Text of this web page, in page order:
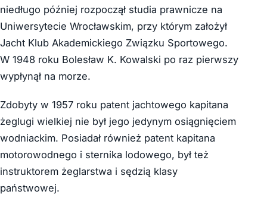
niedługo później rozpoczął studia prawnicze na
Uniwersytecie Wrocławskim, przy którym założył
Jacht Klub Akademickiego Związku Sportowego.
W 1948 roku Bolesław K. Kowalski po raz pierwszy
wypłynął na morze.
Zdobyty w 1957 roku patent jachtowego kapitana
żeglugi wielkiej nie był jego jedynym osiągnięciem
wodniackim. Posiadał również patent kapitana
motorowodnego i sternika lodowego, był też
instruktorem żeglarstwa i sędzią klasy
państwowej.